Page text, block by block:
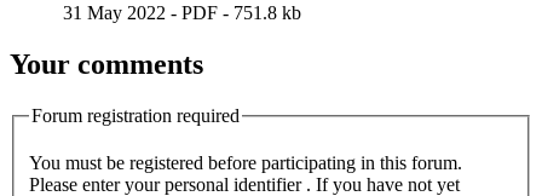
31 May 2022 - PDF - 751.8 kb
Your comments
Forum registration required
You must be registered before participating in this forum.
Please enter your personal identifier . If you have not yet